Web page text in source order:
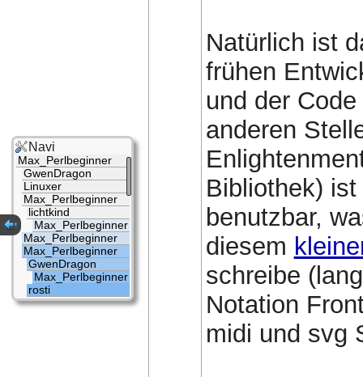
Natürlich ist
frühen
und der
anderen
Bibliothek)
benutzbar,
diesem
schreibe
Notation
midi und svg
Navi
Max_Perlbeginner
GwenDragon
Linuxer
Max_Perlbeginner
lichtkind
Max_Perlbeginner
Max_Perlbeginner
Max_Perlbeginner
GwenDragon
Max_Perlbeginner
rosti